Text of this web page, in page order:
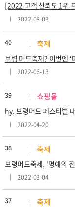
[2022 고객 신뢰도 1위
2022-08-03
40 축제
보령 머드축제? 이번엔 ‘
2022-06-13
39 쇼핑몰
hy, 보령머드 페스티벌
2022-04-20
38 축제
보령머드축제, '명예의
2022-03-04
37 축제